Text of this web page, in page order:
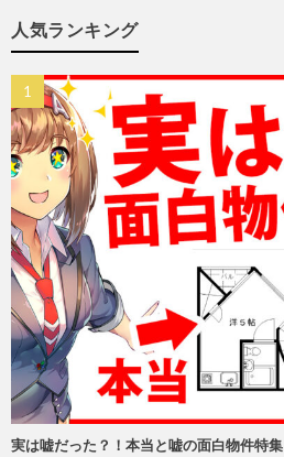
人気ランキング
実は嘘だった？！本当と嘘の面白物件特集